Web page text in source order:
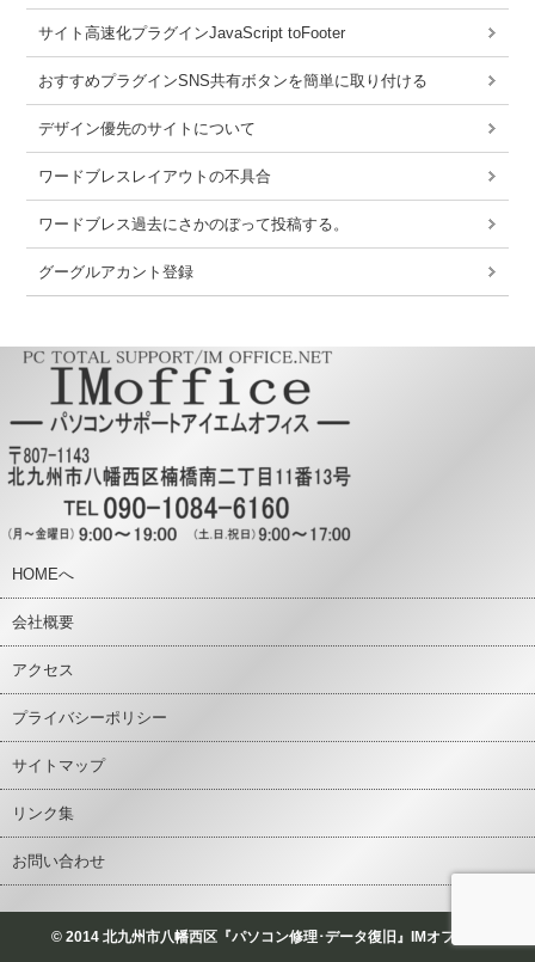
サイト高速化プラグインJavaScript toFooter
おすすめプラグインSNS共有ボタンを簡単に取り付ける
デザイン優先のサイトについて
ワードブレスレイアウトの不具合
ワードブレス過去にさかのぼって投稿する。
グーグルアカント登録
HOMEへ
会社概要
アクセス
プライバシーポリシー
サイトマップ
リンク集
お問い合わせ
© 2014 北九州市八幡西区『パソコン修理･データ復旧』IMオフィス